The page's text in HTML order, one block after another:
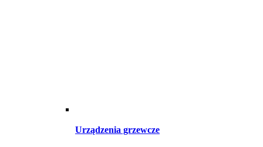
Urządzenia grzewcze